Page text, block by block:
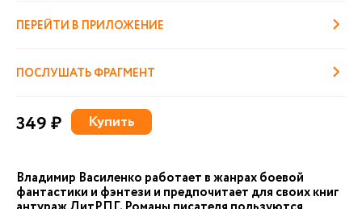
ПЕРЕЙТИ В ПРИЛОЖЕНИЕ
ПОСЛУШАТЬ ФРАГМЕНТ
349 ₽ Купить
Владимир Василенко работает в жанрах боевой
фантастики и фэнтези и предпочитает для своих книг